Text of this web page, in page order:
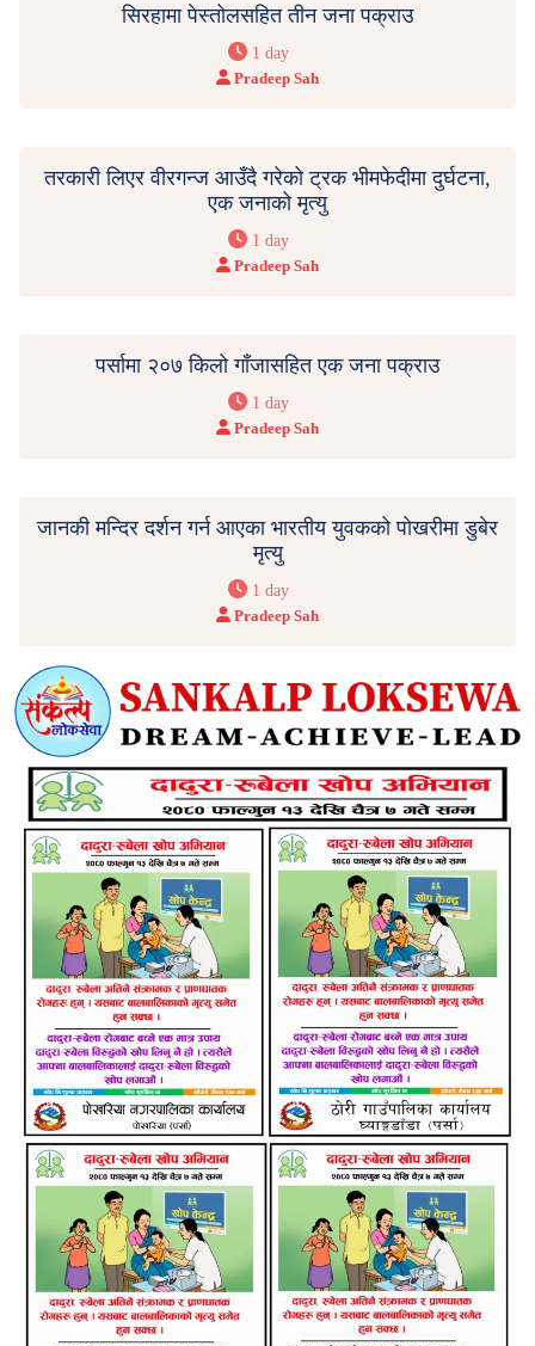
सिरहामा पेस्तोलसहित तीन जना पक्राउ
1 day
Pradeep Sah
तरकारी लिएर वीरगन्ज आउँदै गरेको ट्रक भीमफेदीमा दुर्घटना,
एक जनाको मृत्यु
1 day
Pradeep Sah
पर्सामा २०७ किलो गाँजासहित एक जना पक्राउ
1 day
Pradeep Sah
जानकी मन्दिर दर्शन गर्न आएका भारतीय युवकको पोखरीमा डुबेर
मृत्यु
1 day
Pradeep Sah